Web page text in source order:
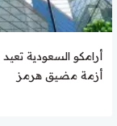
أرامكو السعودية
أزمة مضيق هرمز